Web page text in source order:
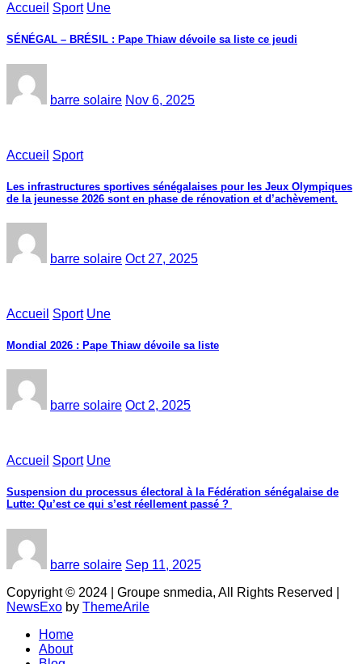
Accueil Sport Une
SÉNÉGAL – BRÉSIL : Pape Thiaw dévoile sa liste ce jeudi
barre solaire Nov 6, 2025
Accueil Sport
Les infrastructures sportives sénégalaises pour les Jeux Olympiques
de la jeunesse 2026 sont en phase de rénovation et d’achèvement.
barre solaire Oct 27, 2025
Accueil Sport Une
Mondial 2026 : Pape Thiaw dévoile sa liste
barre solaire Oct 2, 2025
Accueil Sport Une
‎Suspension du processus électoral à la Fédération sénégalaise de
Lutte: Qu’est ce qui s’est réellement passé ? ‎‎
barre solaire Sep 11, 2025
Copyright © 2024 | Groupe snmedia, All Rights Reserved
NewsExo by ThemeArile
Home
About